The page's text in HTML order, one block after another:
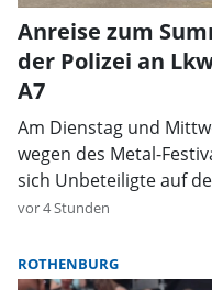
Anreise zum
der Polizei an
A7
Am Dienstag und
wegen des Metal-
sich Unbeteiligte auf
vor 4 Stunden
ROTHENBURG